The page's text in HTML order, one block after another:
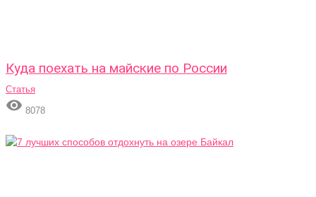
Куда поехать на майские по России
Статья
 8078